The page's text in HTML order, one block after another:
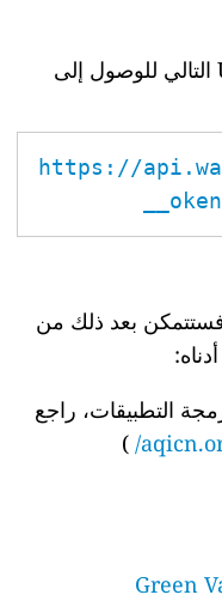
يمكنك بعد ذلك استخدام عنوان URL التالي للوصول إلى
https://
بعد ذلك من
التطبيقات، راجع
)
Green